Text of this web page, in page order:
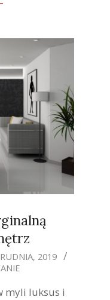
2019
myli luksus i